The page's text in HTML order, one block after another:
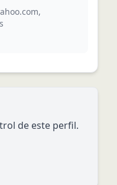
,
de este perfil.